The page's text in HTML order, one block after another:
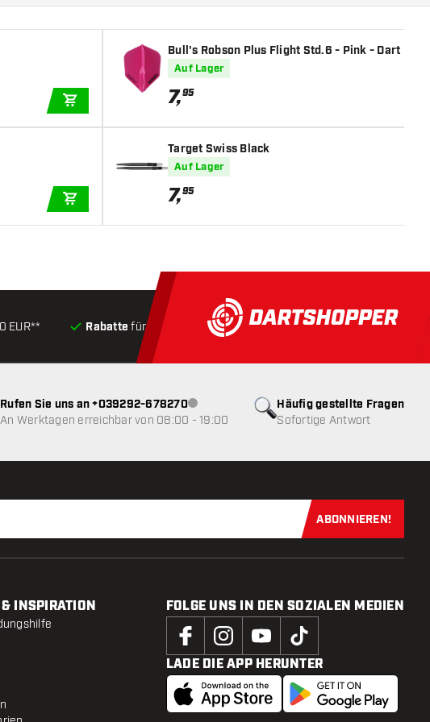
IN DEN WARENKORB
IN DEN WARENKORB
Bull's Robson Plus Flight Std.6 - Pink - Dart
Auf Lager
7,95
Target Swiss Black
Auf Lager
7,95
EUR** Rabatte für Kunden Produkte auf Lager, Versand
Häufig gestellte Fragen
Sofortige Antwort
Rufen Sie uns an +039292-678270Kundenservice nicht verfügbar
An Werktagen erreichbar von 08:00 - 19:00
Jetzt für
ABONNIEREN!
INSPIRATION FOLGE UNS IN DEN SOZIALEN MEDIEN
LADE DIE APP HERUNTER